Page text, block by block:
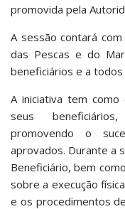
promovida pela
A sessão contará
das Pescas e do
beneficiários e a
A iniciativa tem
seus
promovendo o
aprovados. Durante a
Beneficiário, bem
sobre a execução
e os procedimentos